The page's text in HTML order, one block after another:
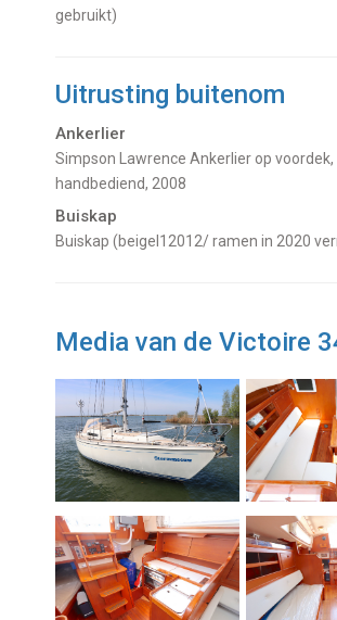
gebruikt)
Uitrusting buitenom
Ankerlier
Simpson Lawrence Ankerlier op voordek,
handbediend, 2008
Buiskap
Buiskap (beigel12012/ ramen in 2020
Media van de Victoire